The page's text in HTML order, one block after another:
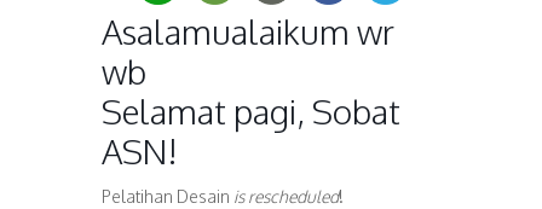
Asalamualaikum wr
wb
Selamat pagi, Sobat
ASN!
Pelatihan Desain is rescheduled!